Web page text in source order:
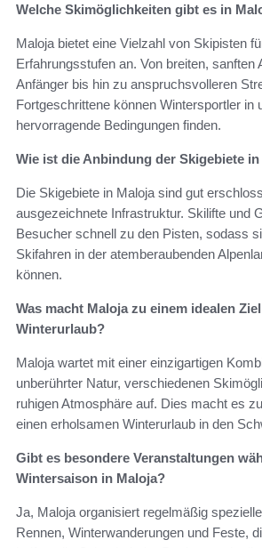
Welche Skimöglichkeiten gibt es in
Maloja bietet eine Vielzahl von Skipisten
Erfahrungsstufen an. Von breiten, sanften
Anfänger bis hin zu anspruchsvolleren
Fortgeschrittene können Wintersportler in
hervorragende Bedingungen finden.
Wie ist die Anbindung der Skigebiete
Die Skigebiete in Maloja sind gut
ausgezeichnete Infrastruktur. Skilifte und
Besucher schnell zu den Pisten, sodass
Skifahren in der atemberaubenden
können.
Was macht Maloja zu einem idealen
Winterurlaub?
Maloja wartet mit einer einzigartigen
unberührter Natur, verschiedenen
ruhigen Atmosphäre auf. Dies macht es
einen erholsamen Winterurlaub in den
Gibt es besondere Veranstaltungen
Wintersaison in Maloja?
Ja, Maloja organisiert regelmäßig
Rennen, Winterwanderungen und Feste,